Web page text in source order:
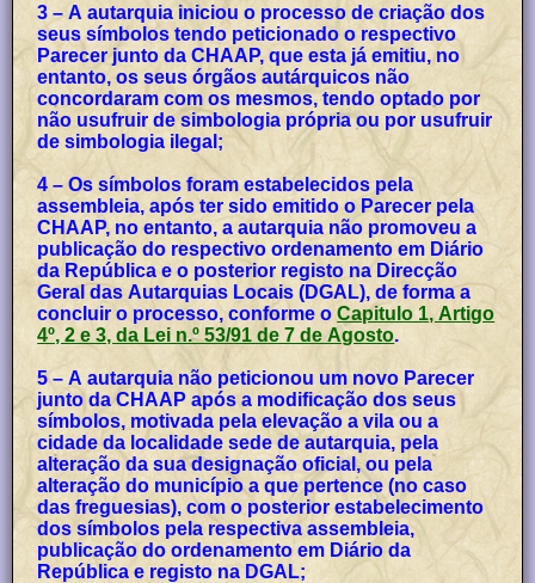
3 – A autarquia iniciou o processo de criação dos
seus símbolos tendo peticionado o respectivo
Parecer junto da CHAAP, que esta já emitiu, no
entanto, os seus órgãos autárquicos não
concordaram com os mesmos, tendo optado por
não usufruir de simbologia própria ou por usufruir
de simbologia ilegal;
4 – Os símbolos foram estabelecidos pela
assembleia, após ter sido emitido o Parecer pela
CHAAP, no entanto, a autarquia não promoveu a
publicação do respectivo ordenamento em Diário
da República e o posterior registo na Direcção
Geral das Autarquias Locais (DGAL), de forma a
concluir o processo, conforme oCapitulo 1, Artigo
4º, 2 e 3, da Lei n.º 53/91 de 7 de Agosto.
5 – A autarquia não peticionou um novo Parecer
junto da CHAAP após a modificação dos seus
símbolos, motivada pela elevação a vila ou a
cidade da localidade sede de autarquia, pela
alteração da sua designação oficial, ou pela
alteração do município a que pertence (no caso
das freguesias), com o posterior estabelecimento
dos símbolos pela respectiva assembleia,
publicação do ordenamento em Diário da
República e registo na DGAL;